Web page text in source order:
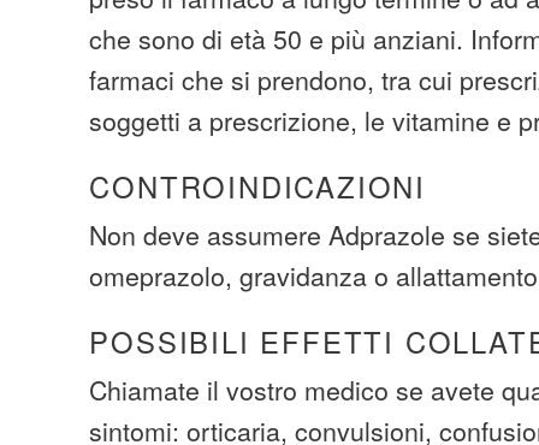
che sono di età 50 e più anziani.
farmaci che si prendono, tra cui
soggetti a prescrizione, le vitamine e
CONTROINDICAZIONI
Non deve assumere Adprazole se
omeprazolo, gravidanza o
POSSIBILI EFFETTI
Chiamate il vostro medico se avete
sintomi: orticaria, convulsioni,